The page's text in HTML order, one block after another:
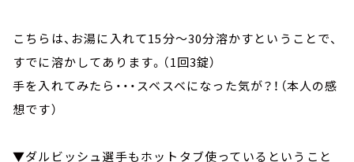
こちらは、お湯に入れて15分～30分溶かすということで、
すでに溶かしてあります。（1回3錠）
手を入れてみたら・・・スベスベになった気が？！（本人の感
想です）
▼ダルビッシュ選手もホットタブ使っているということ